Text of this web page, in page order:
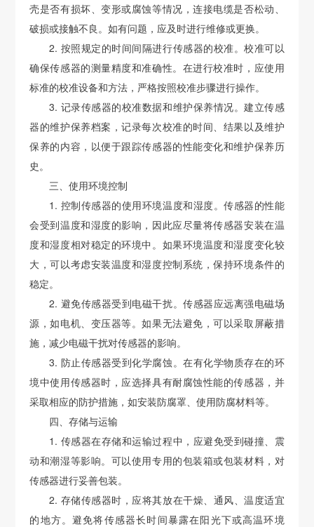
壳是否有损坏、变形或腐蚀等情况，连接电缆是否松动、
破损或接触不良。如有问题，应及时进行维修或更换。
2. 按照规定的时间间隔进行传感器的校准。校准可以
确保传感器的测量精度和准确性。在进行校准时，应使用
标准的校准设备和方法，严格按照校准步骤进行操作。
3. 记录传感器的校准数据和维护保养情况。建立传感
器的维护保养档案，记录每次校准的时间、结果以及维护
保养的内容，以便于跟踪传感器的性能变化和维护保养历
史。
三、使用环境控制
1. 控制传感器的使用环境温度和湿度。传感器的性能
会受到温度和湿度的影响，因此应尽量将传感器安装在温
度和湿度相对稳定的环境中。如果环境温度和湿度变化较
大，可以考虑安装温度和湿度控制系统，保持环境条件的
稳定。
2. 避免传感器受到电磁干扰。传感器应远离强电磁场
源，如电机、变压器等。如果无法避免，可以采取屏蔽措
施，减少电磁干扰对传感器的影响。
3. 防止传感器受到化学腐蚀。在有化学物质存在的环
境中使用传感器时，应选择具有耐腐蚀性能的传感器，并
采取相应的防护措施，如安装防腐罩、使用防腐材料等。
四、存储与运输
1. 传感器在存储和运输过程中，应避免受到碰撞、震
动和潮湿等影响。可以使用专用的包装箱或包装材料，对
传感器进行妥善包装。
2. 存储传感器时，应将其放在干燥、通风、温度适宜
的地方。避免将传感器长时间暴露在阳光下或高温环境